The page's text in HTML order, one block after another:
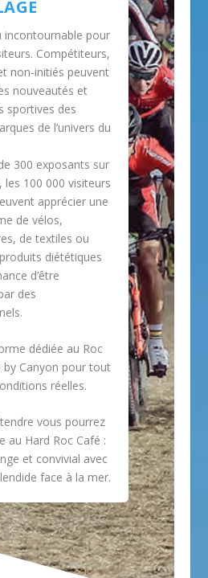
incontournable pour
Compétiteurs,
non-initiés peuvent
nouveautés et
sportives des
de l’univers du
300 exposants sur
les 100 000 visiteurs
apprécier une
de vélos,
de textiles ou
diététiques
d’être
des
dédiée au Roc
by Canyon pour tout
réelles.
vous pourrez
au Hard Roc Café :
et convivial avec
face à la mer.